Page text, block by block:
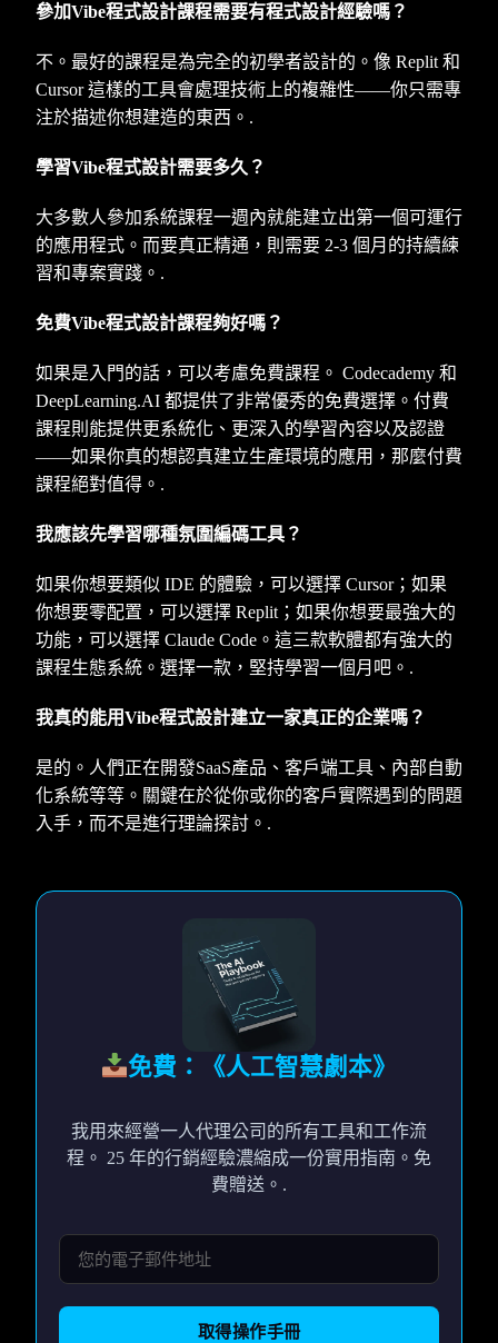
參加Vibe程式設計課程需要有程式設計經驗嗎？
不。最好的課程是為完全的初學者設計的。像 Replit 和
Cursor 這樣的工具會處理技術上的複雜性——你只需專
注於描述你想建造的東西。.
學習Vibe程式設計需要多久？
大多數人參加系統課程一週內就能建立出第一個可運行
的應用程式。而要真正精通，則需要 2-3 個月的持續練
習和專案實踐。.
免費Vibe程式設計課程夠好嗎？
如果是入門的話，可以考慮免費課程。 Codecademy 和
DeepLearning.AI 都提供了非常優秀的免費選擇。付費
課程則能提供更系統化、更深入的學習內容以及認證
——如果你真的想認真建立生產環境的應用，那麼付費
課程絕對值得。.
我應該先學習哪種氛圍編碼工具？
如果你想要類似 IDE 的體驗，可以選擇 Cursor；如果
你想要零配置，可以選擇 Replit；如果你想要最強大的
功能，可以選擇 Claude Code。這三款軟體都有強大的
課程生態系統。選擇一款，堅持學習一個月吧。.
我真的能用Vibe程式設計建立一家真正的企業嗎？
是的。人們正在開發SaaS產品、客戶端工具、內部自動
化系統等等。關鍵在於從你或你的客戶實際遇到的問題
入手，而不是進行理論探討。.
免費：《人工智慧劇本》
我用來經營一人代理公司的所有工具和工作流
程。 25 年的行銷經驗濃縮成一份實用指南。免
費贈送。.
取得操作手冊